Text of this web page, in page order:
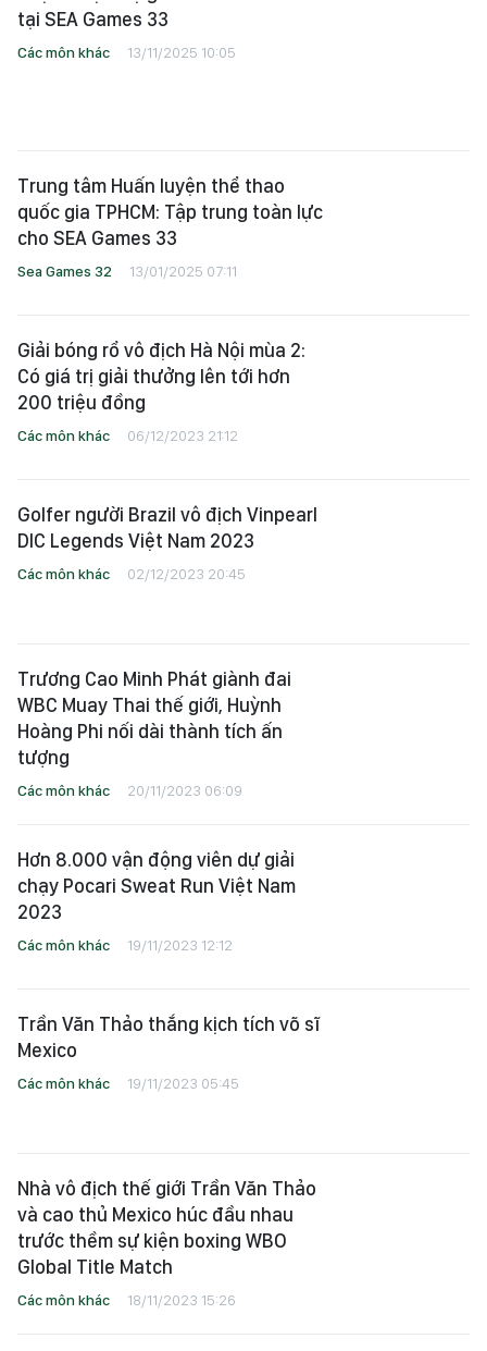
tại SEA Games 33
Các môn khác 13/11/2025 10:05
Trung tâm Huấn luyện thể thao
quốc gia TPHCM: Tập trung toàn lực
cho SEA Games 33
Sea Games 32 13/01/2025 07:11
Giải bóng rổ vô địch Hà Nội mùa 2:
Có giá trị giải thưởng lên tới hơn
200 triệu đồng
Các môn khác 06/12/2023 21:12
Golfer người Brazil vô địch Vinpearl
DIC Legends Việt Nam 2023
Các môn khác 02/12/2023 20:45
Trương Cao Minh Phát giành đai
WBC Muay Thai thế giới, Huỳnh
Hoàng Phi nối dài thành tích ấn
tượng
Các môn khác 20/11/2023 06:09
Hơn 8.000 vận động viên dự giải
chạy Pocari Sweat Run Việt Nam
2023
Các môn khác 19/11/2023 12:12
Trần Văn Thảo thắng kịch tích võ sĩ
Mexico
Các môn khác 19/11/2023 05:45
Nhà vô địch thế giới Trần Văn Thảo
và cao thủ Mexico húc đầu nhau
trước thềm sự kiện boxing WBO
Global Title Match
Các môn khác 18/11/2023 15:26